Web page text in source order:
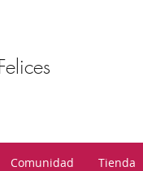
Comunidad Tienda